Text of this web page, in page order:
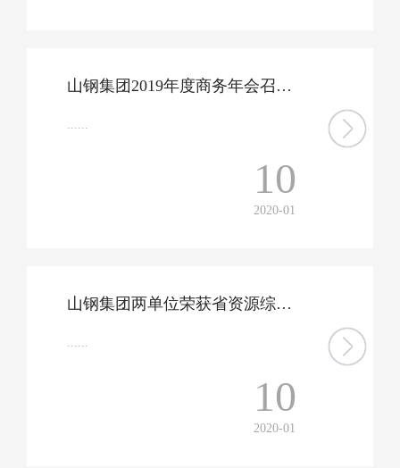
山钢集团2019年度商务年会召开，国内外80余家战略客户携手打造安全高效钢铁产业生态圈
......
10
2020-01
山钢集团两单位荣获省资源综合利用先进单位称号
......
10
2020-01